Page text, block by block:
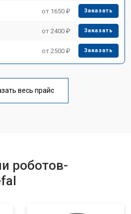
от 1650 ₽ Заказать
от 2400 ₽ Заказать
от 2500 ₽ Заказать
весь прайс
роботов-